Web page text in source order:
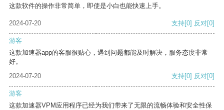
这款软件的操作非常简单，即使是小白也能快速上手。
2024-07-20 支持[0] 反对[0]
游客
这款加速器app的客服很贴心，遇到问题都能及时解决，服务态度非常
好。
2024-07-20
支持[0] 反对[0]
游客
这款加速器VPM应用程序已经为我们带来了无限的流畅体验和安全性保